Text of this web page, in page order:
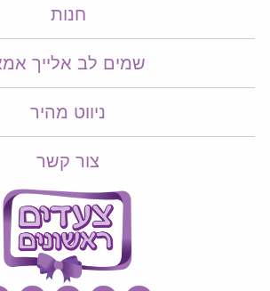
חנות
שמים לב אלייך
ניווט מהיר
צור קשר